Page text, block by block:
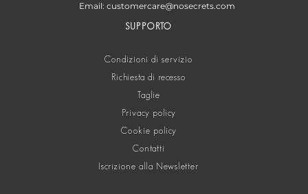
Email: customercare@nosecrets.com
SUPPORTO
Condizioni di servizio
Richiesta di recesso
Taglie
Privacy policy
Cookie policy
Contatti
Iscrizione alla Newsletter